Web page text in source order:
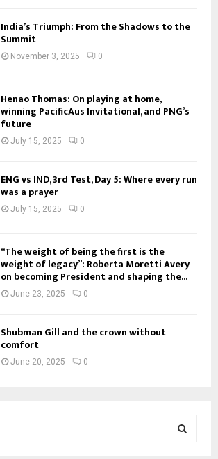
India’s Triumph: From the Shadows to the
Summit
November 3, 2025 0
Henao Thomas: On playing at home,
winning PacificAus Invitational, and PNG’s
future
July 15, 2025 0
ENG vs IND, 3rd Test, Day 5: Where every run
was a prayer
July 15, 2025 0
“The weight of being the first is the
weight of legacy”: Roberta Moretti Avery
on becoming President and shaping the...
June 23, 2025 0
Shubman Gill and the crown without
comfort
June 20, 2025 0